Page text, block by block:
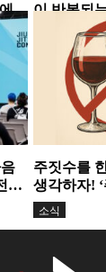
서 이 반복되
논란이 던
한
주짓수를
생각하자!
인다. 기술
소식